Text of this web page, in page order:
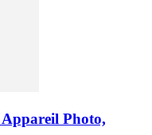
Appareil Photo,